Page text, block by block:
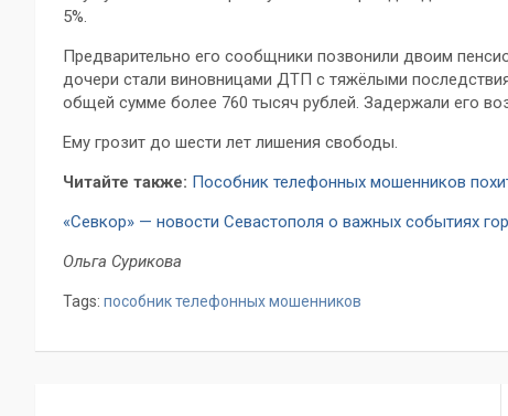
5%.
Предварительно его сообщники позвонили двоим
дочери стали виновницами ДТП с тяжёлыми
общей сумме более 760 тысяч рублей. Задержали его
Ему грозит до шести лет лишения свободы.
Читайте также: Пособник телефонных мошенников
«Севкор» — новости Севастополя о важных событиях
Ольга Сурикова
Tags: пособник телефонных мошенников